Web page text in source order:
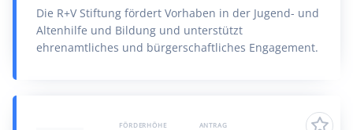
Die R+V Stiftung fördert Vorhaben in der Jugend- und
Altenhilfe und Bildung und unterstützt
ehrenamtliches und bürgerschaftliches Engagement.
FÖRDERHÖHE ANTRAG